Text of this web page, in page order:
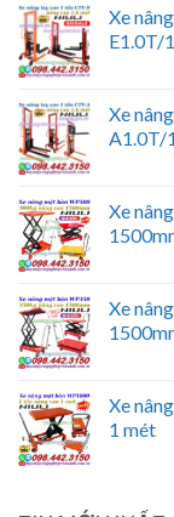
Xe
E1.0T/
Xe
A1.0T/
Xe
Xe
Xe
1 mét